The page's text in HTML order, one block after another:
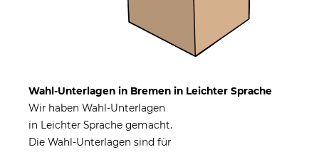
Wahl-Unterlagen in Bremen in Leichter Sprache
Wir haben Wahl-Unterlagen
in Leichter Sprache gemacht.
Die Wahl-Unterlagen sind für